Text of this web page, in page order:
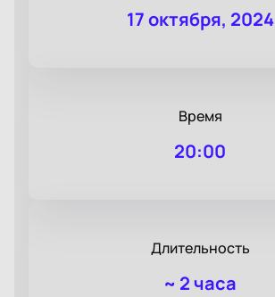
17 октября, 2024
Время
20:00
Длительность
~ 2 часа